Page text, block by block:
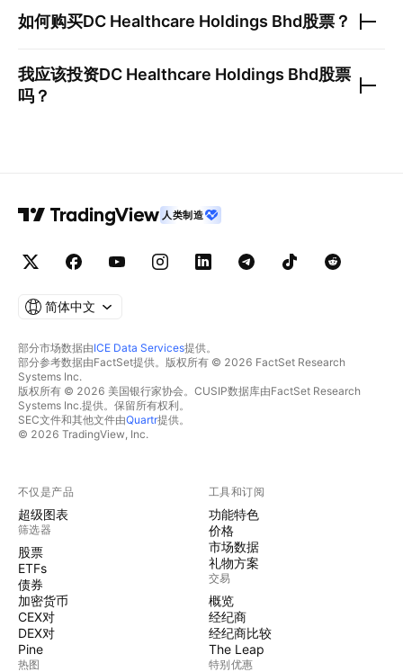
如何购买DC Healthcare Holdings Bhd股票？
我应该投资DC Healthcare Holdings Bhd股票
吗？
人类制造
简体中文
部分市场数据由ICE Data Services提供。
部分参考数据由FactSet提供。版权所有 © 2026 FactSet Research
Systems Inc.
版权所有 © 2026 美国银行家协会。CUSIP数据库由FactSet Research
Systems Inc.提供。保留所有权利。
SEC文件和其他文件由Quartr提供。
© 2026 TradingView, Inc.
不仅是产品
超级图表
筛选器
股票
ETFs
债券
加密货币
CEX对
DEX对
Pine
热图
工具和订阅
功能特色
价格
市场数据
礼物方案
交易
概览
经纪商
经纪商比较
The Leap
特别优惠